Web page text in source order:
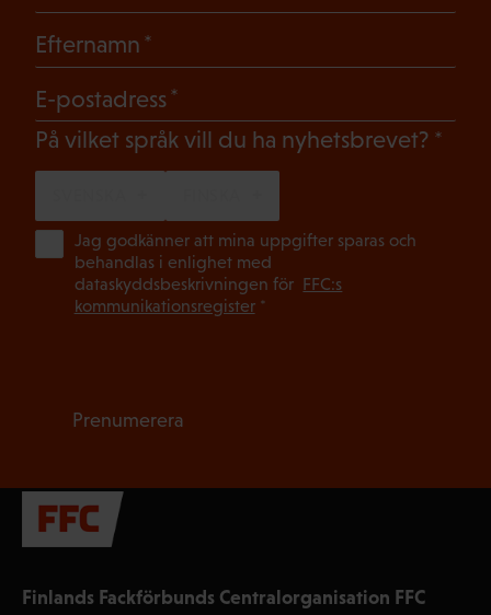
Finlands Fackförbunds Centralorganisation FFC
Efternamn
E-postadress
På vilket språk vill du ha nyhetsbrevet?
Jag godkänner att mina uppgifter sparas och
behandlas i enlighet med
dataskyddsbeskrivningen för FFC:s
kommunikationsregister*
Prenumerera